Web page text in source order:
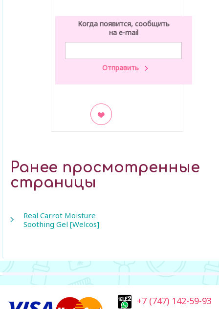
Когда появится, сообщить
на e-mail
Ранее просмотренные
страницы
Real Carrot Moisture
Soothing Gel [Welcos]
+7 (747) 142-59-93